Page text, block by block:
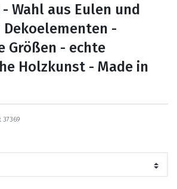
Wahl aus Eulen und
-
Größen - echte
Holzkunst - Made in
37369